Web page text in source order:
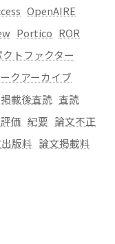
OpenAIRE
Portico ROR
クトファクター
クアーカイブ
掲載後査読 査読
価 紀要 論文不正
版料 論文掲載料